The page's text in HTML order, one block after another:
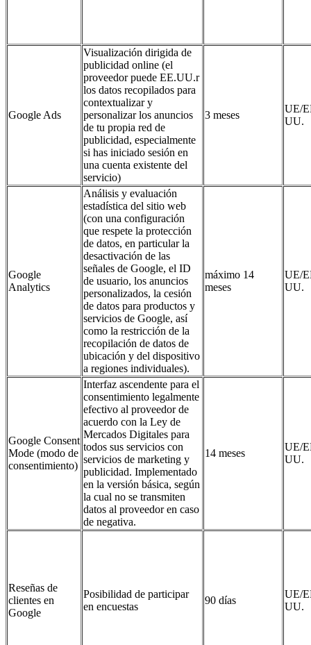
Google Ads
Visualización dirigida de
publicidad online (el
proveedor puede EE.UU.r
los datos recopilados para
contextualizar y
personalizar los anuncios
de tu propia red de
publicidad, especialmente
si has iniciado sesión en
una cuenta existente del
servicio)
3 meses
UE/
UU.
Google
Analytics
Análisis y evaluación
estadística del sitio web
(con una configuración
que respete la protección
de datos, en particular la
desactivación de las
señales de Google, el ID
de usuario, los anuncios
personalizados, la cesión
de datos para productos y
servicios de Google, así
como la restricción de la
recopilación de datos de
ubicación y del dispositivo
a regiones individuales).
máximo 14
meses
UE/
UU.
Google Consent
Mode (modo de
consentimiento)
Interfaz ascendente para el
consentimiento legalmente
efectivo al proveedor de
acuerdo con la Ley de
Mercados Digitales para
todos sus servicios con
servicios de marketing y
publicidad. Implementado
en la versión básica, según
la cual no se transmiten
datos al proveedor en caso
de negativa.
14 meses
UE/
UU.
Reseñas de
clientes en
Google
Posibilidad de participar
en encuestas
90 días
UE/
UU.